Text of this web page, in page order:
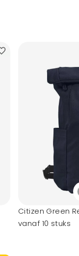
Citizen Green
vanaf 10 stuks